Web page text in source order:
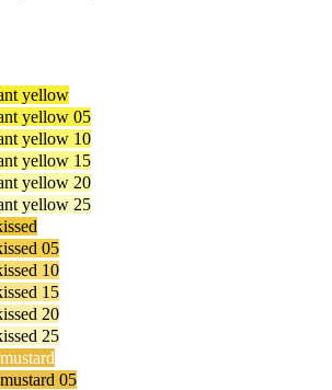
yellow
yellow 05
yellow 10
yellow 15
yellow 20
yellow 25
05
10
15
20
25
05